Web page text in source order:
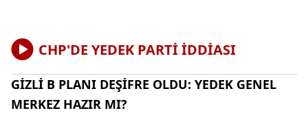
CHP'DE YEDEK PARTİ İDDİASI
GİZLİ B PLANI DEŞİFRE OLDU: YEDEK GENEL
MERKEZ HAZIR MI?